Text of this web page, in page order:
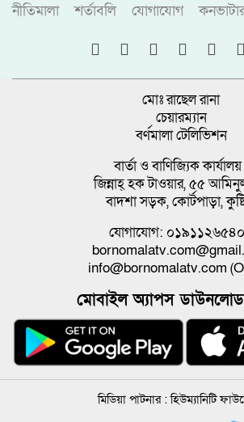
নীতিমালা
শর্তাবলি যোগাযোগ
মোঃ রাছেল রানা
চেয়ারম্যান
বর্ণমালা টেলিভিশন
বার্তা ও বাণিজ্যিক
জিন্নাহ্ হক টাওয়ার, ৫৫
বাদশা সড়ক, কোর্টপাড়া,
যোগাযোগ:
info@bornomalatv.com
মোবাইল অ্যাপস
মিডিয়া পাটনার :হিউম্যানিটি